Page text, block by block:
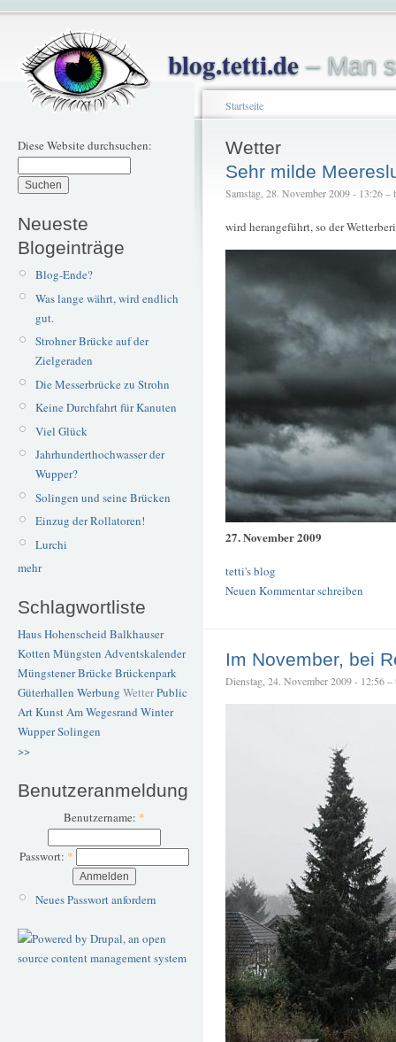
blog.tetti.de– Man
Diese Website durchsuchen:
Neueste
Blogeinträge
Blog-Ende?
Was lange währt, wird endlich
gut.
Strohner Brücke auf der
Zielgeraden
Die Messerbrücke zu Strohn
Keine Durchfahrt für Kanuten
Viel Glück
Jahrhunderthochwasser der
Wupper?
Solingen und seine Brücken
Einzug der Rollatoren!
Lurchi
mehr
Schlagwortliste
Haus Hohenscheid Balkhauser
Kotten Müngsten Adventskalender
Müngstener BrückeBrückenpark
Güterhallen Werbung WetterPublic
ArtKunstAm Wegesrand Winter
WupperSolingen
>>
Benutzeranmeldung
Benutzername: *
Passwort: *
Neues Passwort anfordern
Startseite
Wetter
Sehr milde
Samstag, 28. November 2009 - 13:26 –
wird herangeführt, so der
27. November 2009
tetti's blog
Neuen Kommentar schreiben
Im November, bei
Dienstag, 24. November 2009 - 12:56 –